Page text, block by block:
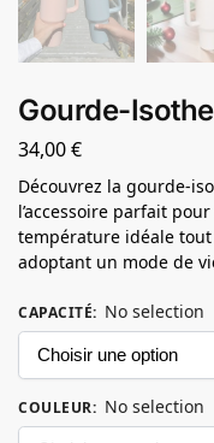
Gourde-
34,00€
Découvrez la gourde-
l’accessoire parfait
température idéale
adoptant un mode de
CAPACITÉ: No selection
COULEUR: No selection